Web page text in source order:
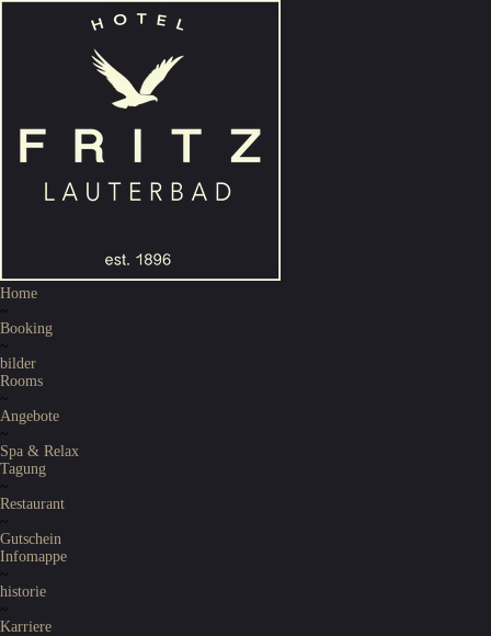
Home
~
Booking
~
bilder
Rooms
~
Angebote
~
Spa & Relax
Tagung
~
Restaurant
~
Gutschein
Infomappe
~
historie
~
Karriere